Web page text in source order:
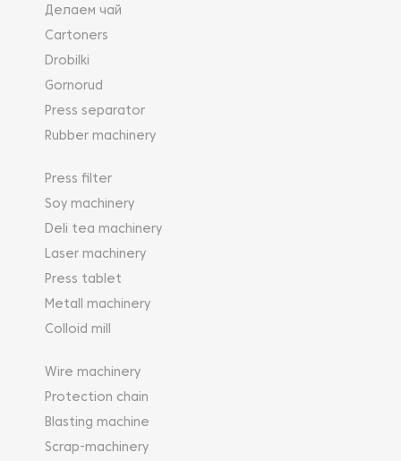
Делаем чай
Cartoners
Drobilki
Gornorud
Press separator
Rubber machinery
Press filter
Soy machinery
Deli tea machinery
Laser machinery
Press tablet
Metall machinery
Colloid mill
Wire machinery
Protection chain
Blasting machine
Scrap-machinery